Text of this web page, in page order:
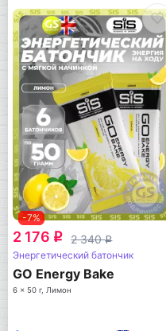
-7%
2 176 q 2 340q
Энергетический батончик
GO Energy Bake
6 x 50 г, Лимон